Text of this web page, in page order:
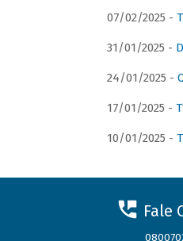
07/02/2025 -
31/01/2025 -
24/01/2025 -
17/01/2025 -
10/01/2025 -
Fale